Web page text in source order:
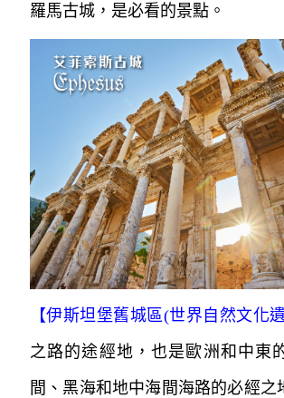
羅馬古城，是必看的景點。
【伊斯坦堡舊城區(世界自然文化
之路的途經地，也是歐洲和中東
間、黑海和地中海間海路的必經之